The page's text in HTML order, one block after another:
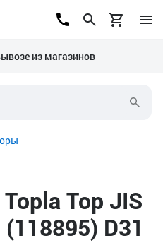
из магазинов
Top JIS
D31